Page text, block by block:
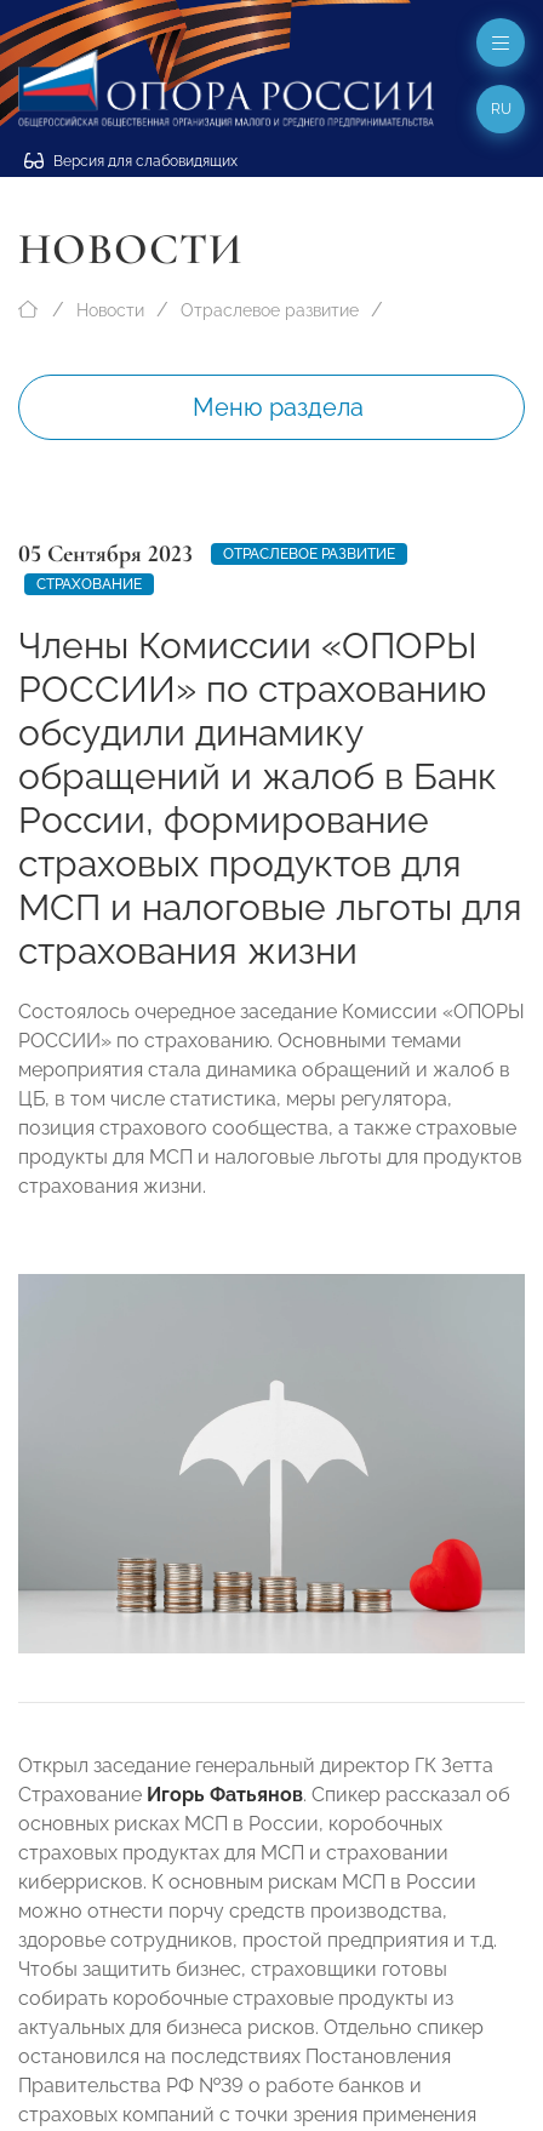
Версия для слабовидящих
RU
НОВОСТИ
Новости Отраслевое развитие
Меню раздела
05 Сентября 2023
ОТРАСЛЕВОЕ РАЗВИТИЕ
СТРАХОВАНИЕ
Члены Комиссии «ОПОРЫ
РОССИИ» по страхованию
обсудили динамику
обращений и жалоб в Банк
России, формирование
страховых продуктов для
МСП и налоговые льготы для
страхования жизни
Состоялось очередное заседание Комиссии «ОПОРЫ
РОССИИ» по страхованию. Основными темами
мероприятия стала динамика обращений и жалоб в
ЦБ, в том числе статистика, меры регулятора,
позиция страхового сообщества, а также страховые
продукты для МСП и налоговые льготы для продуктов
страхования жизни.
Открыл заседание генеральный директор ГК Зетта
Страхование Игорь Фатьянов. Спикер рассказал об
основных рисках МСП в России, коробочных
страховых продуктах для МСП и страховании
киберрисков. К основным рискам МСП в России
можно отнести порчу средств производства,
здоровье сотрудников, простой предприятия и т.д.
Чтобы защитить бизнес, страховщики готовы
собирать коробочные страховые продукты из
актуальных для бизнеса рисков. Отдельно спикер
остановился на последствиях Постановления
Правительства РФ №39 о работе банков и
страховых компаний с точки зрения применения